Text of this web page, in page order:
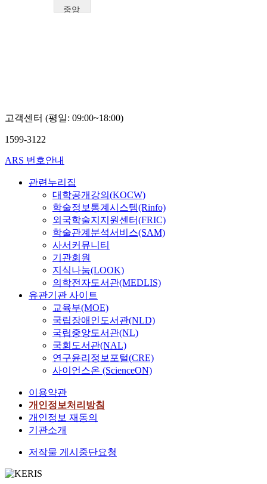
중앙
고객센터 (평일: 09:00~18:00)
1599-3122
ARS 번호안내
관련누리집
대학공개강의(KOCW)
학술정보통계시스템(Rinfo)
외국학술지지원센터(FRIC)
학술관계분석서비스(SAM)
사서커뮤니티
기관회원
지식나눔(LOOK)
의학전자도서관(MEDLIS)
유관기관 사이트
교육부(MOE)
국립장애인도서관(NLD)
국립중앙도서관(NL)
국회도서관(NAL)
연구윤리정보포털(CRE)
사이언스온 (ScienceON)
이용약관
개인정보처리방침
개인정보 재동의
기관소개
저작물 게시중단요청